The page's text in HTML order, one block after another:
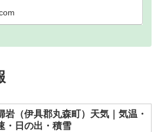
岩（伊具郡丸森町）天気｜気温・
・日の出・積雪